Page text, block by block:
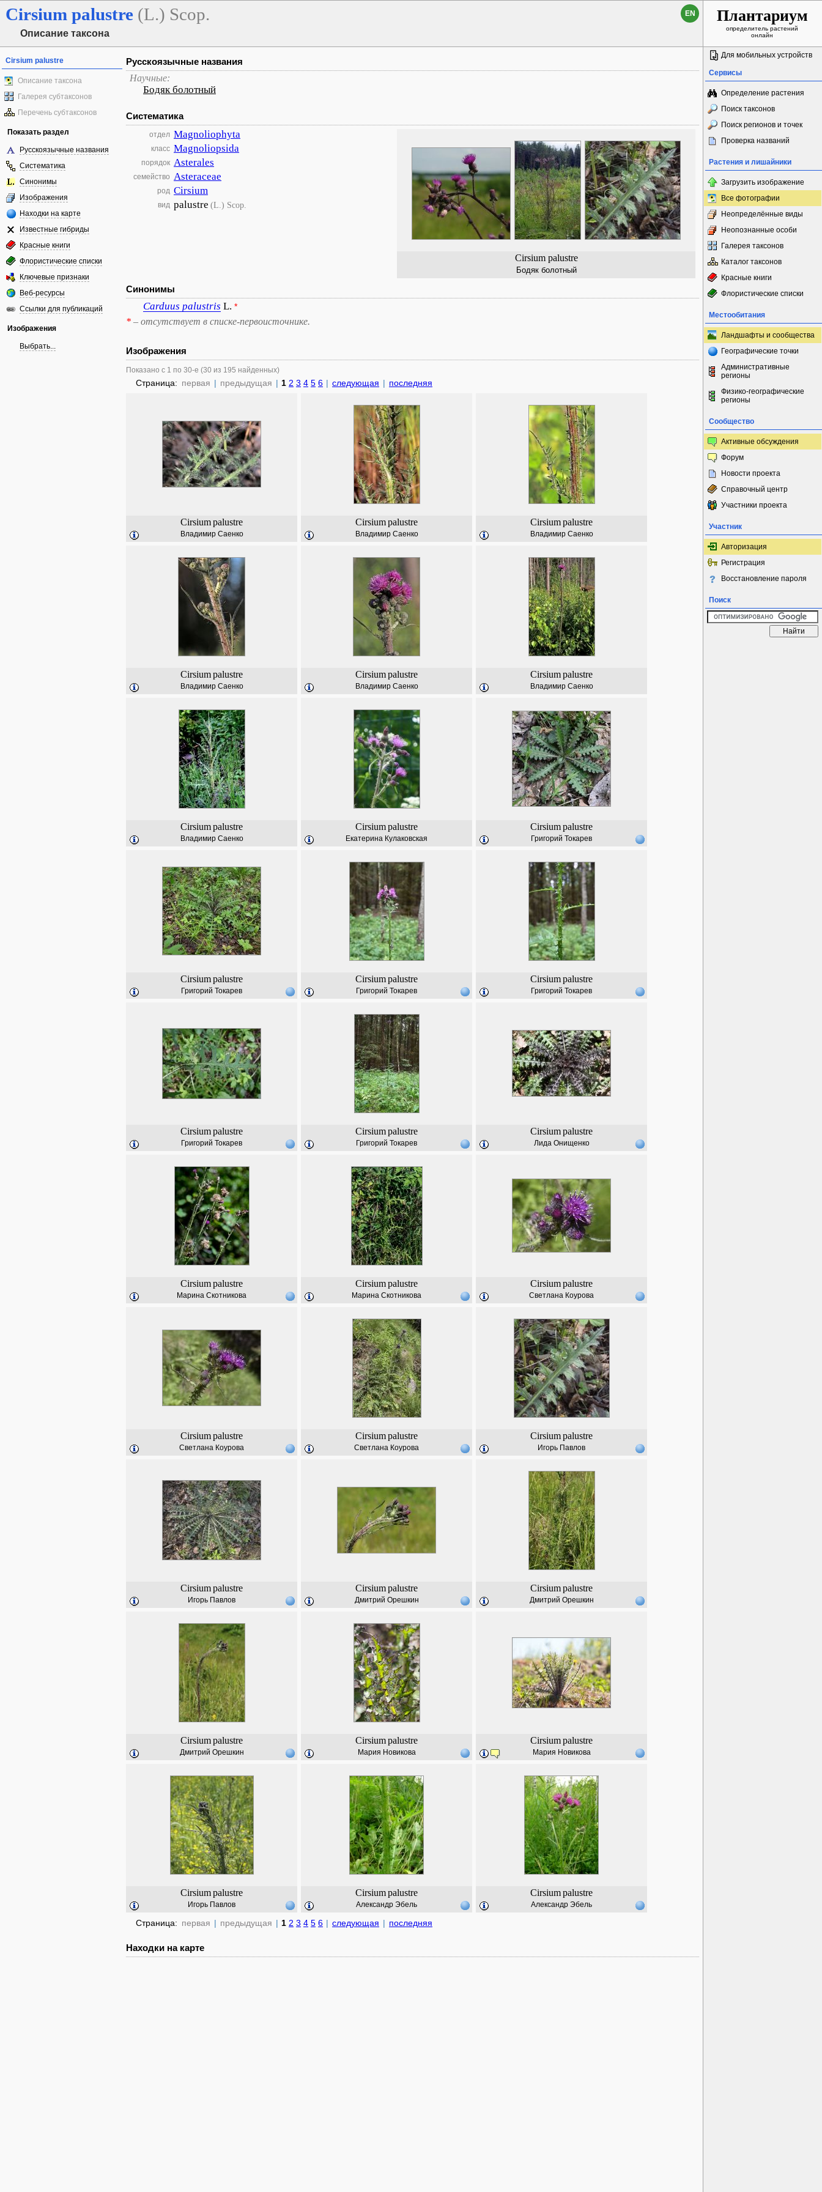
Cirsium palustre (L.) Scop.
Описание таксона
EN Плантариум
определитель растений
онлайн
Cirsium palustre
Описание таксона
Галерея субтаксонов
Перечень субтаксонов
Показать раздел
Русскоязычные названия
Систематика
Синонимы
Изображения
Находки на карте
Известные гибриды
Красные книги
Флористические списки
Ключевые признаки
Веб-ресурсы
Ссылки для публикаций
Изображения
Выбрать...
Русскоязычные названия
Научные:
Бодяк болотный
Систематика
Cirsium palustre
Бодяк болотный
отдел Magnoliophyta
класс Magnoliopsida
порядок Asterales
семейство Asteraceae
род Cirsium
вид palustre (L.) Scop.
Синонимы
Carduus palustris L. *
* – отсутствует в списке-первоисточнике.
Изображения
Показано с 1 по 30-е (30 из 195 найденных)
Страница: первая | предыдущая | 1 2 3 4 5 6 | следующая | последняя
Cirsiumpalustre
Владимир Саенко
Cirsiumpalustre
Владимир Саенко
Cirsiumpalustre
Владимир Саенко
Cirsiumpalustre
Владимир Саенко
Cirsiumpalustre
Владимир Саенко
Cirsiumpalustre
Владимир Саенко
Cirsiumpalustre
Владимир Саенко
Cirsiumpalustre
Екатерина Кулаковская
Cirsiumpalustre
Григорий Токарев
Cirsiumpalustre
Григорий Токарев
Cirsiumpalustre
Григорий Токарев
Cirsiumpalustre
Григорий Токарев
Cirsiumpalustre
Григорий Токарев
Cirsiumpalustre
Григорий Токарев
Cirsiumpalustre
Лида Онищенко
Cirsiumpalustre
Марина Скотникова
Cirsiumpalustre
Марина Скотникова
Cirsiumpalustre
Светлана Коурова
Cirsiumpalustre
Светлана Коурова
Cirsiumpalustre
Светлана Коурова
Cirsiumpalustre
Игорь Павлов
Cirsiumpalustre
Игорь Павлов
Cirsiumpalustre
Дмитрий Орешкин
Cirsiumpalustre
Дмитрий Орешкин
Cirsiumpalustre
Дмитрий Орешкин
Cirsiumpalustre
Мария Новикова
Cirsiumpalustre
Мария Новикова
Cirsiumpalustre
Игорь Павлов
Cirsiumpalustre
Александр Эбель
Cirsiumpalustre
Александр Эбель
Страница: первая | предыдущая | 1 2 3 4 5 6 | следующая | последняя
Находки на карте
Для мобильных устройств
Сервисы
Определение растения
Поиск таксонов
Поиск регионов и точек
Проверка названий
Растения и лишайники
Загрузить изображение
Все фотографии
Неопределённые виды
Неопознанные особи
Галерея таксонов
Каталог таксонов
Красные книги
Флористические списки
Местообитания
Ландшафты и сообщества
Географические точки
Административные
регионы
Физико-географические
регионы
Сообщество
Активные обсуждения
Форум
Новости проекта
Справочный центр
Участники проекта
Участник
Авторизация
Регистрация
Восстановление пароля
Поиск